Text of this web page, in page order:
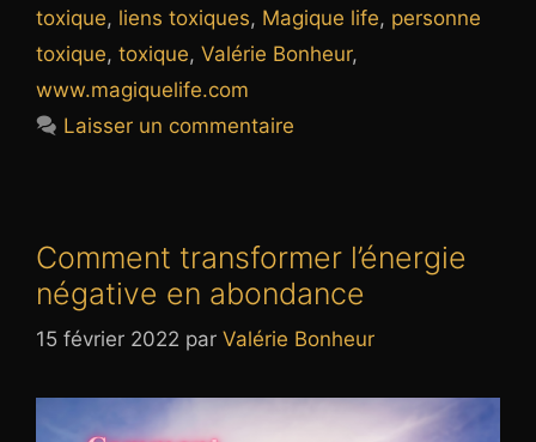
toxique, liens toxiques, Magique life, personne
toxique, toxique, Valérie Bonheur,
www.magiquelife.com
Laisser un commentaire
Comment transformer l’énergie
négative en abondance
15 février 2022 par Valérie Bonheur